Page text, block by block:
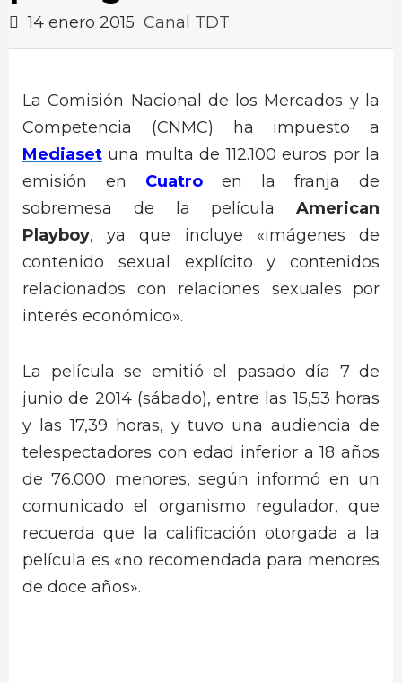
14 enero 2015 Canal TDT
La Comisión Nacional de los Mercados y la
Competencia (CNMC) ha impuesto a
Mediaset una multa de 112.100 euros por la
emisión en Cuatro en la franja de
sobremesa de la película American
Playboy, ya que incluye «imágenes de
contenido sexual explícito y contenidos
relacionados con relaciones sexuales por
interés económico».
La película se emitió el pasado día 7 de
junio de 2014 (sábado), entre las 15,53 horas
y las 17,39 horas, y tuvo una audiencia de
telespectadores con edad inferior a 18 años
de 76.000 menores, según informó en un
comunicado el organismo regulador, que
recuerda que la calificación otorgada a la
película es «no recomendada para menores
de doce años».